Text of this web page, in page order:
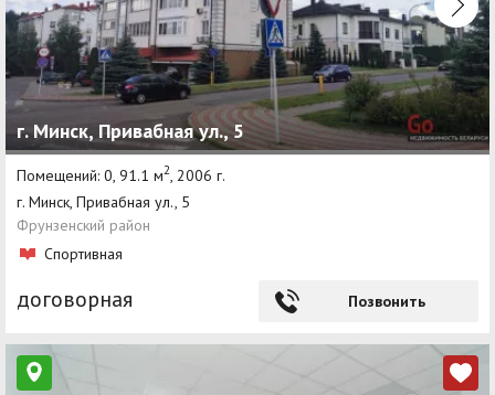
г. Минск, Привабная ул., 5
Помещений: 0, 91.1 м2, 2006 г.
г. Минск, Привабная ул., 5
Фрунзенский район
Спортивная
договорная Позвонить